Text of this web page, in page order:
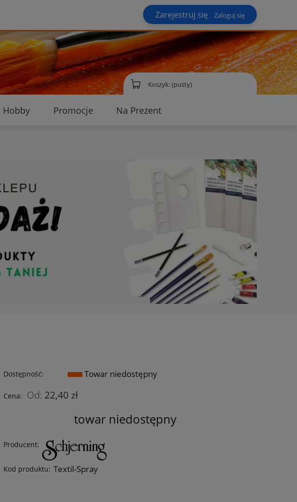
Zarejestruj się Zaloguj się
Koszyk:(pusty)
Hobby Promocje
Na Prezent
Dostępność: Towar niedostępny
Cena: 22,40 zł
towar niedostępny
Producent:
Kod produktu: Textil-Spray